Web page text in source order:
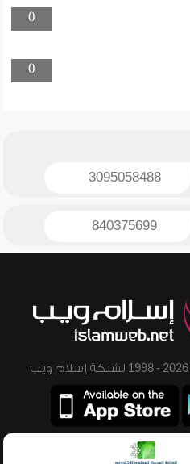
0
0
3095058488
840375699